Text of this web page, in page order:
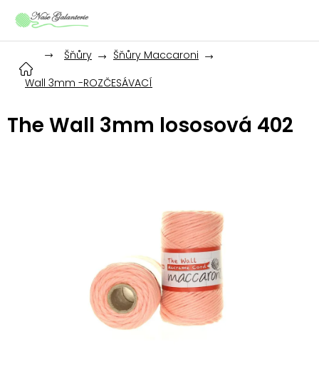
Šňůry
Šňůry Maccaroni
Wall 3mm -ROZČESÁVACÍ
The Wall 3mm lososová 402